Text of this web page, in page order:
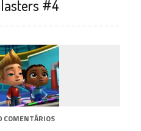
#4
COMENTÁRIOS